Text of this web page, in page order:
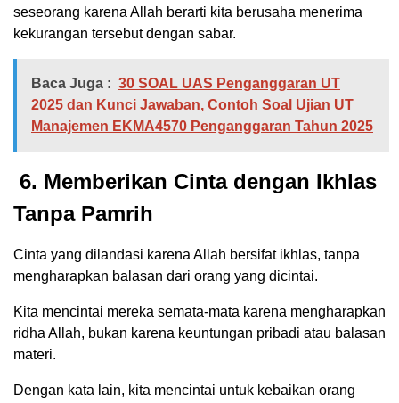
seseorang karena Allah berarti kita berusaha menerima
kekurangan tersebut dengan sabar.
Baca Juga : 30 SOAL UAS Penganggaran UT
2025 dan Kunci Jawaban, Contoh Soal Ujian UT
Manajemen EKMA4570 Penganggaran Tahun 2025
6. Memberikan Cinta dengan Ikhlas
Tanpa Pamrih
Cinta yang dilandasi karena Allah bersifat ikhlas, tanpa
mengharapkan balasan dari orang yang dicintai.
Kita mencintai mereka semata-mata karena mengharapkan
ridha Allah, bukan karena keuntungan pribadi atau balasan
materi.
Dengan kata lain, kita mencintai untuk kebaikan orang